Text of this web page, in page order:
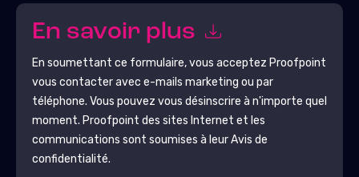
En savoir plus
En soumettant ce formulaire, vous acceptez Proofpoint
vous contacter avec e-mails marketing ou par
téléphone. Vous pouvez vous désinscrire à n'importe quel
moment. Proofpoint des sites Internet et les
communications sont soumises à leur Avis de
confidentialité.